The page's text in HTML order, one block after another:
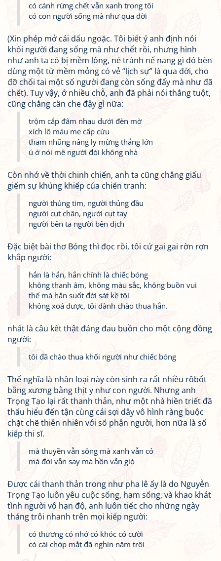
có cánh rừng chết vẫn xanh trong tôi
có con người sống mà như qua đời
(Xin phép mở cái dấu ngoặc. Tôi biết ý anh định nói
khối người đang sống mà như chết rồi, nhưng hình
như anh ta có bị mềm lòng, né tránh nể nang gì đó bèn
dùng một từ mềm mỏng có vẻ “lịch sự” là qua đời, cho
đỡ chối tai một số người đang còn sống đấy mà như đã
chết). Tuy vậy, ở nhiều chỗ, anh đã phải nói thẳng tuột,
cũng chẳng cần che đậy gì nữa:
trộm cắp đâm nhau dưới đèn mờ
xích lô máu me cấp cứu
tham nhũng nâng ly mừng thắng lớn
ú ớ nói mê người đói không nhà
Còn nhớ về thời chinh chiến, anh ta cũng chẳng giấu
giếm sự khủng khiếp của chiến tranh:
người thủng tim, người thủng đầu
người cụt chân, người cụt tay
người bên ta người bên địch
Đặc biệt bài thơ Bóng thì đọc rồi, tôi cứ gai gai rờn rợn
khắp người:
hắn là hắn, hắn chính là chiếc bóng
không thanh âm, không màu sắc, không buồn vui
thế mà hắn suốt đời sát kề tôi
không xoá được, tôi đành chào thua hắn.
nhất là câu kết thật đáng đau buồn cho một cộng đồng
người:
tôi đã chào thua khối người như chiếc bóng
Thế nghĩa là nhân loại này còn sinh ra rất nhiều rôbốt
bằng xương bằng thịt y như con người. Nhưng anh
Trọng Tạo lại rất thanh thản, như một nhà hiền triết đã
thấu hiểu đến tận cùng cái sợi dây vô hình ràng buộc
chặt chẽ thiên nhiên với số phận người, hơn nữa là số
kiếp thi sĩ.
mà thuyền vẫn sông mà xanh vẫn cỏ
mà đời vẫn say mà hồn vẫn gió
Được cái thanh thản trong như pha lê ấy là do Nguyễn
Trọng Tạo luôn yêu cuộc sống, ham sống, và khao khát
tình người vô hạn độ, anh luôn tiếc cho những ngày
tháng trôi nhanh trên mọi kiếp người:
có thương có nhớ có khóc có cười
có cái chớp mắt đã nghìn năm trôi